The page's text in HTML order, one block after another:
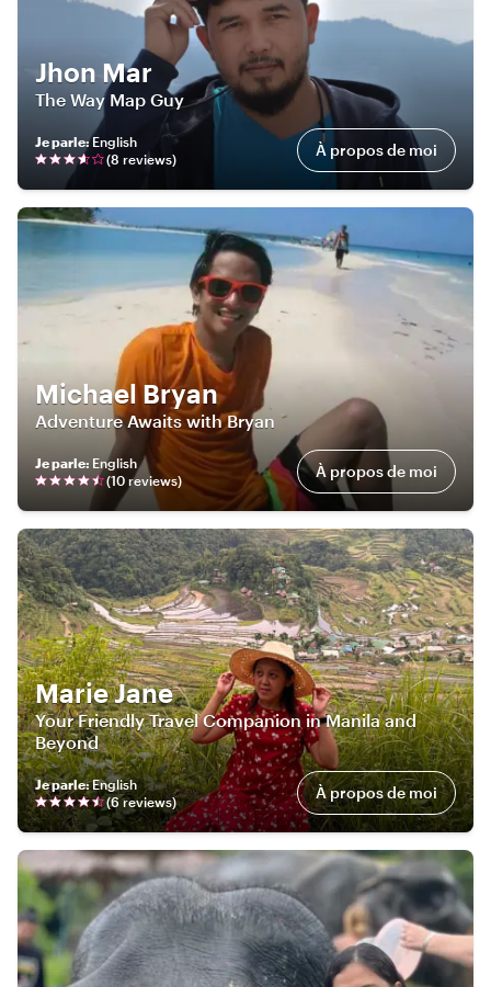
Jhon Mar
The Way Map Guy
Je parle:English
(8 reviews) À propos de moi
Michael Bryan
Adventure Awaits with Bryan
Je parle: English
(10 reviews) À propos de moi
Marie Jane
Your Friendly Travel Companion in Manila and
Beyond
Je parle:English
(6reviews) À propos de moi